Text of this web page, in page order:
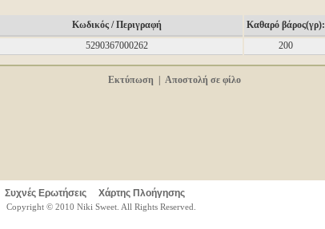
Κωδικός / Περιγραφή Καθαρό βάρος(γρ):
5290367000262 200
Εκτύπωση Αποστολή σε φίλο
Συχνές Ερωτήσεις Χάρτης Πλοήγησης
Copyright © 2010 Niki Sweet. All Rights Reserved.